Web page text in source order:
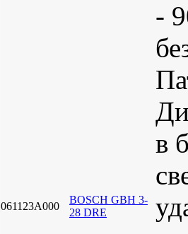
061123A000
BOSCH GBH 3-
28 DRE
-
в